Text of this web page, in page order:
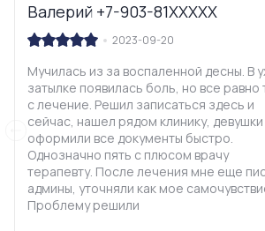
Валерий +7-903-81XXXXX
2023-09-20
Мучилась из за воспаленной десны. В
затылке появилась боль, но все равно
с лечение. Решил записаться здесь и
сейчас, нашел рядом клинику, девушки
оформили все документы быстро.
Однозначно пять с плюсом врачу
терапевту. После лечения мне еще
админы, уточняли как мое
Проблему решили